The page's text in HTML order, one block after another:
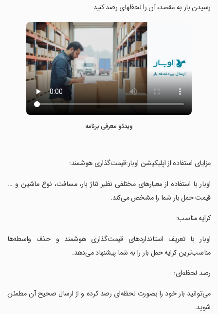
رسیدن بار به مقصد، آن را لحظهای رصد کنید.
ویدئو معرفی برنامه
‏مزایای استفاده از اپلیکیشن اوبار:قیمت‌گذاری هوشمند:
‏اوبار با استفاده از معیار‌های مختلفی نظیر تناژ بار،‌ مسافت، نوع ماشین و ...
قیمت حمل بار شما را مشخص می‌کند.
‏کرایه مناسب:
‏اوبار با تعریف استانداردهای قیمت‌گذاری هوشمند و حذف واسطه‌ها
مناسب‌ترین کرایه حمل بار را به شما پیشنهاد می‌دهد.
‏رصد لحظه‌ای:
‏می‌توانید بار خود را بصورت لحظه‌ای رصد کرده و از ارسال صحیح آن مطمئن
شوید.